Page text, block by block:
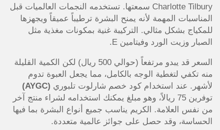
Charlotte Tilbury سمعتها. تستخدمه النجمات العالميات قبل
المناسبات المهمة لأنه يمنح البشرة ترطيباً عميقاً ويجهزها
للمكياج بشكل مثالي. التركيبة غنية بمكونات مغذية مثل
الصبار وزيت الورد وفيتامين E.
السعر قد يبدو مرتفعاً (حوالي 500 ريال) لكن الكمية القليلة
منه تكفي لتغطية الوجه بالكامل، مما يجعل العبوة تدوم
لأشهر. عند استخدام كود خصم شارلوت تلبوري (AYGC)
توفرين 75 ريالاً، وهو مبلغ يمكنك استخدامه لشراء منتج آخر
من نفس العلامة. الكريم يناسب جميع أنواع البشرة بما فيها
الحساسة، وقد حصل على جوائز عالمية متعددة.